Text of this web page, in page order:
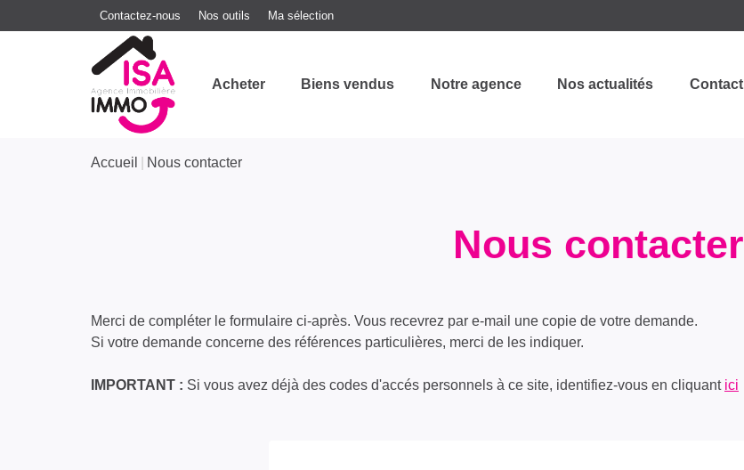
Contactez-nous Nos outils Ma sélection
Acheter Biens vendus Notre agence Nos actualités Contact
Accueil Nous contacter
Nous contacter
Merci de compléter le formulaire ci-après. Vous recevrez par e-mail une copie de votre demande.
Si votre demande concerne des références particulières, merci de les indiquer.
IMPORTANT : Si vous avez déjà des codes d'accés personnels à ce site, identifiez-vous en cliquant ici